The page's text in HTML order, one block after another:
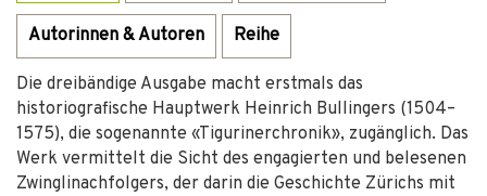
Autorinnen & Autoren Reihe
Die dreibändige Ausgabe macht erstmals das
historiografische Hauptwerk Heinrich Bullingers (1504–
1575), die sogenannte «Tigurinerchronik», zugänglich. Das
Werk vermittelt die Sicht des engagierten und belesenen
Zwinglinachfolgers, der darin die Geschichte Zürichs mit